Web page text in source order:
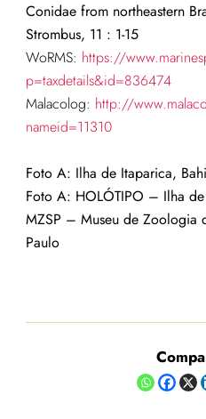
Conidae from northeastern
Strombus, 11 : 1-15
WoRMS: https://
p=taxdetails&id=836474
Malacolog: http://
nameid=11310
Foto A: Ilha de Itaparica,
Foto A: HOLÓTIPO – Ilha
MZSP – Museu de Zoologia
Paulo